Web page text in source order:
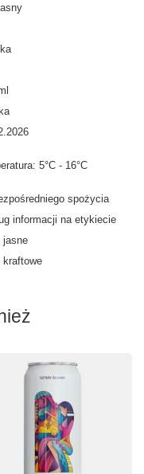
5°C - 16°C
spożycia
informacji na etykiecie
jasne
kraftowe